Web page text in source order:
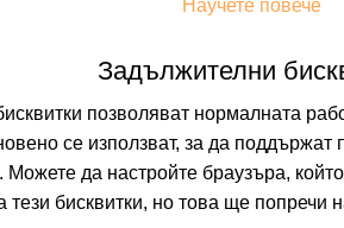
УДОБСТВА В ХОТЕЛА FAQ
Научете повече
Задължителни
позволяват нормалната
се използват, за да поддържат
Можете да настройте браузъра,
тези бисквитки, но това ще попречи